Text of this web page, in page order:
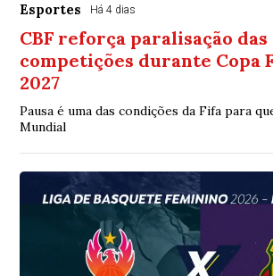
Esportes Há 4 dias
CBF reforça paralisação das
competições durante Copa
2027
Pausa é uma das condições da Fifa para
Mundial